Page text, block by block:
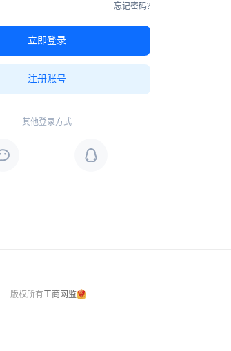
忘记密码?
立即登录
注册账号
其他登录方式
版权所有工商网监